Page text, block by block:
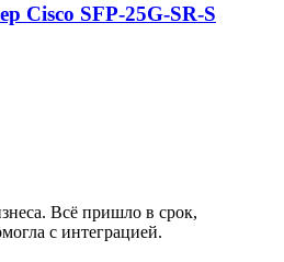
Cisco SFP-25G-SR-S
Всё пришло в срок,
с интеграцией.